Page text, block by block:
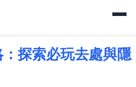
探索必玩去處與隱